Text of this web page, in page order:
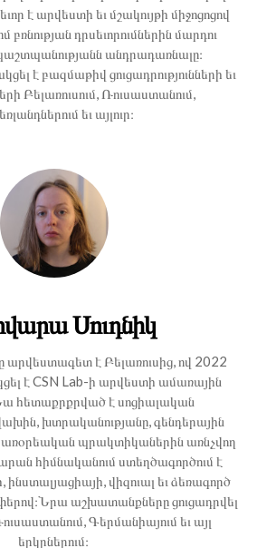
է արվեստի եւ մշակույթի միջոցոցով
բռնության դրսեւորումներին մարդու
անդրադառնալը։
է բազմաթիվ ցուցադրությունների եւ
Բելառուսում, Ռուսաստանում,
եւ այլուր։
Սուդնիկ
է Բելառուսից, ով 2022
է CSN Lab-ի արվեստի ամառային
հետաքրքրված է սոցիալական
խտրականությանը, գենդերային
պրակտիկաներին առնչվող
հիմնականում ստեղծագործում է
վիզուալ եւ ձեռագործ
աշխատանքները ցուցադրվել
Գերմանիայում եւ այլ
երկրներում։